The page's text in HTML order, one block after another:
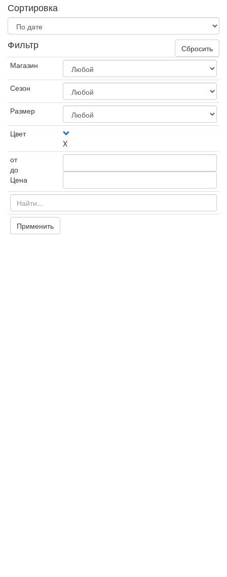
Сортировка
Фильтр
Сбросить
Магазин
Сезон
Размер
Цвет
X
от
до
Цена
Применить